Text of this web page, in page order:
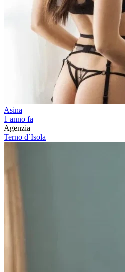
Asina
1 anno fa
Agenzia
Terno d`Isola